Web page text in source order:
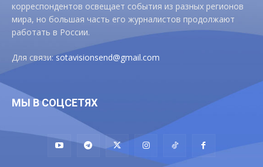
корреспондентов освещает события из разных регионов
мира, но большая часть его журналистов продолжают
работать в России.
Для связи:sotavisionsend@gmail.com
МЫ В СОЦСЕТЯХ